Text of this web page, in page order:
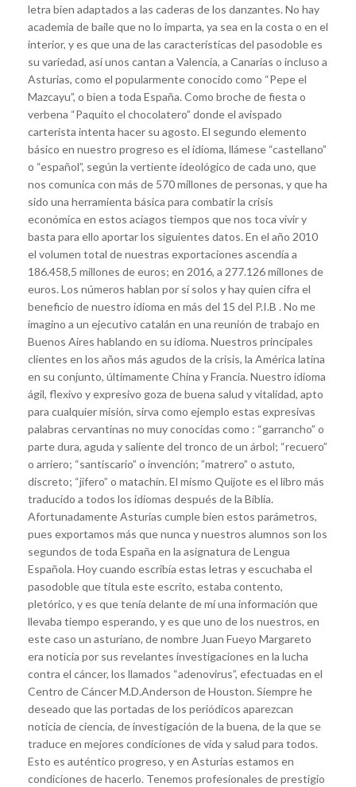
letra bien adaptados a las caderas de los danzantes. No hay
academia de baile que no lo imparta, ya sea en la costa o en el
interior, y es que una de las características del pasodoble es
su variedad, así unos cantan a Valencia, a Canarias o incluso a
Asturias, como el popularmente conocido como “Pepe el
Mazcayu”, o bien a toda España. Como broche de fiesta o
verbena “Paquito el chocolatero” donde el avispado
carterista intenta hacer su agosto. El segundo elemento
básico en nuestro progreso es el idioma, llámese “castellano”
o “español”, según la vertiente ideológico de cada uno, que
nos comunica con más de 570 millones de personas, y que ha
sido una herramienta básica para combatir la crisis
económica en estos aciagos tiempos que nos toca vivir y
basta para ello aportar los siguientes datos. En el año 2010
el volumen total de nuestras exportaciones ascendía a
186.458,5 millones de euros; en 2016, a 277.126 millones de
euros. Los números hablan por sí solos y hay quien cifra el
beneficio de nuestro idioma en más del 15 del P.I.B . No me
imagino a un ejecutivo catalán en una reunión de trabajo en
Buenos Aires hablando en su idioma. Nuestros principales
clientes en los años más agudos de la crisis, la América latina
en su conjunto, últimamente China y Francia. Nuestro idioma
ágil, flexivo y expresivo goza de buena salud y vitalidad, apto
para cualquier misión, sirva como ejemplo estas expresivas
palabras cervantinas no muy conocidas como : “garrancho” o
parte dura, aguda y saliente del tronco de un árbol; “recuero”
o arriero; “santiscario” o invención; ”matrero” o astuto,
discreto; “jifero” o matachín. El mismo Quijote es el libro más
traducido a todos los idiomas después de la Biblia.
Afortunadamente Asturias cumple bien estos parámetros,
pues exportamos más que nunca y nuestros alumnos son los
segundos de toda España en la asignatura de Lengua
Española. Hoy cuando escribía estas letras y escuchaba el
pasodoble que titula este escrito, estaba contento,
pletórico, y es que tenía delante de mí una información que
llevaba tiempo esperando, y es que uno de los nuestros, en
este caso un asturiano, de nombre Juan Fueyo Margareto
era noticia por sus revelantes investigaciones en la lucha
contra el cáncer, los llamados “adenovirus”, efectuadas en el
Centro de Cáncer M.D.Anderson de Houston. Siempre he
deseado que las portadas de los periódicos aparezcan
noticia de ciencia, de investigación de la buena, de la que se
traduce en mejores condiciones de vida y salud para todos.
Esto es auténtico progreso, y en Asturias estamos en
condiciones de hacerlo. Tenemos profesionales de prestigio